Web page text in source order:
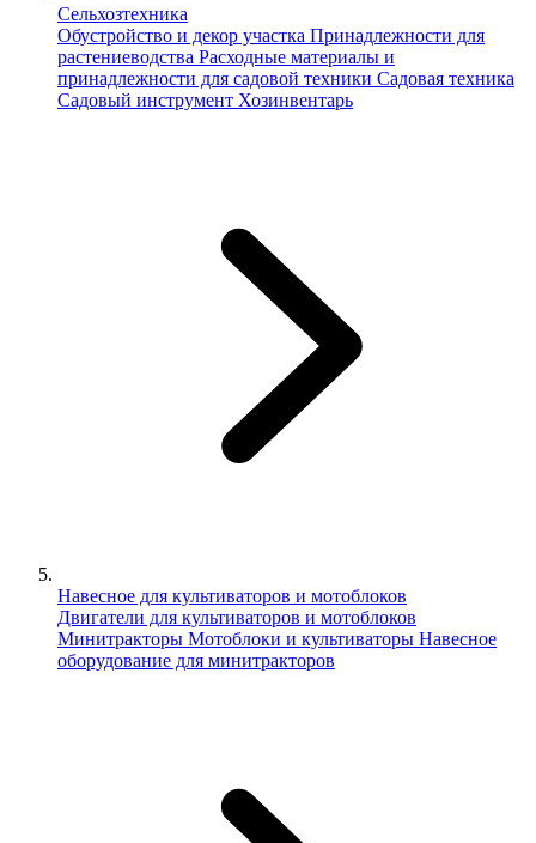
Сельхозтехника
Обустройство и декор участка Принадлежности для
растениеводства Расходные материалы и
принадлежности для садовой техники Садовая техника
Садовый инструмент Хозинвентарь
Навесное для культиваторов и мотоблоков
Двигатели для культиваторов и мотоблоков
Минитракторы Мотоблоки и культиваторы Навесное
оборудование для минитракторов